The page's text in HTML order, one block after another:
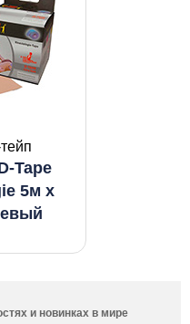
Tape
5м x
и новинках в мире